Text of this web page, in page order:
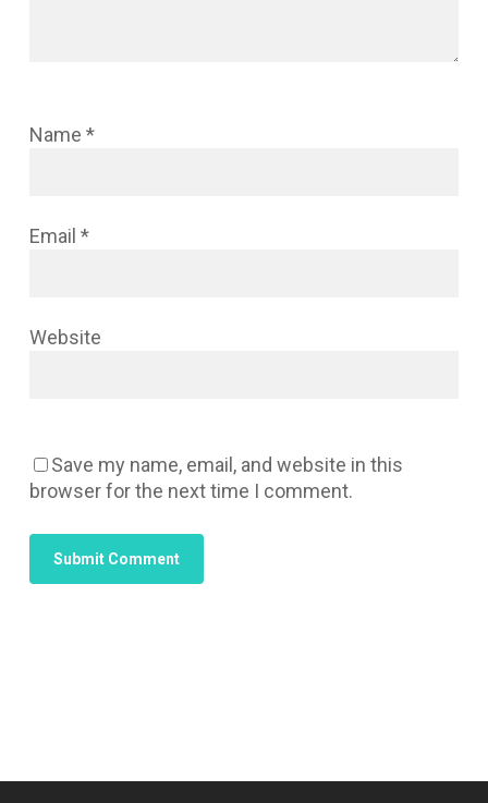
Name *
Email *
Website
Save my name, email, and website in this
browser for the next time I comment.